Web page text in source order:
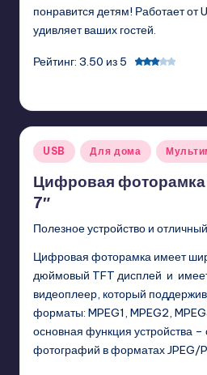
понравится детям! Работает от
удивляет ваших гостей.
Рейтинг: 3.50 из 5
Posted
in
USB Для дома
Цифровая фоторамка
7″
Полезное устройство и
Цифровая фоторамка имеет
дюймовый TFT дисплей и
видеоплеер, который
форматы: MPEG1, MPEG2,
основная функция устройства
фотографий в форматах JPEG/